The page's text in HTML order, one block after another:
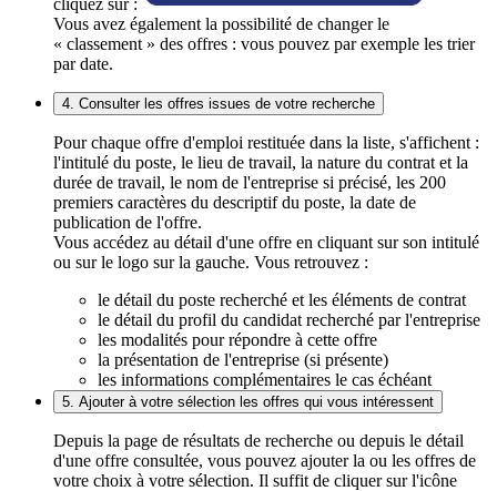
Vous avez également la possibilité de changer le
« classement » des offres : vous pouvez par exemple les trier
par date.
4. Consulter les offres issues de votre recherche
Pour chaque offre d'emploi restituée dans la liste, s'affichent :
l'intitulé du poste, le lieu de travail, la nature du contrat et la
durée de travail, le nom de l'entreprise si précisé, les 200
premiers caractères du descriptif du poste, la date de
publication de l'offre.
Vous accédez au détail d'une offre en cliquant sur son intitulé
ou sur le logo sur la gauche. Vous retrouvez :
le détail du poste recherché et les éléments de contrat
le détail du profil du candidat recherché par l'entreprise
les modalités pour répondre à cette offre
la présentation de l'entreprise (si présente)
les informations complémentaires le cas échéant
5. Ajouter à votre sélection les offres qui vous intéressent
Depuis la page de résultats de recherche ou depuis le détail
d'une offre consultée, vous pouvez ajouter la ou les offres de
votre choix à votre sélection. Il suffit de cliquer sur l'icône